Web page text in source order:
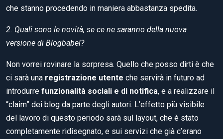
che stanno procedendo in maniera abbastanza spedita.
2. Quali sono le novità, se ce ne saranno della nuova
versione di Blogbabel?
Non vorrei rovinare la sorpresa. Quello che posso dirti è che
ci sarà una registrazione utente che servirà in futuro ad
introdurre funzionalità sociali e di notifica, e a realizzare il
“claim” dei blog da parte degli autori. L’effetto più visibile
del lavoro di questo periodo sarà sul layout, che è stato
completamente ridisegnato, e sui servizi che già c’erano